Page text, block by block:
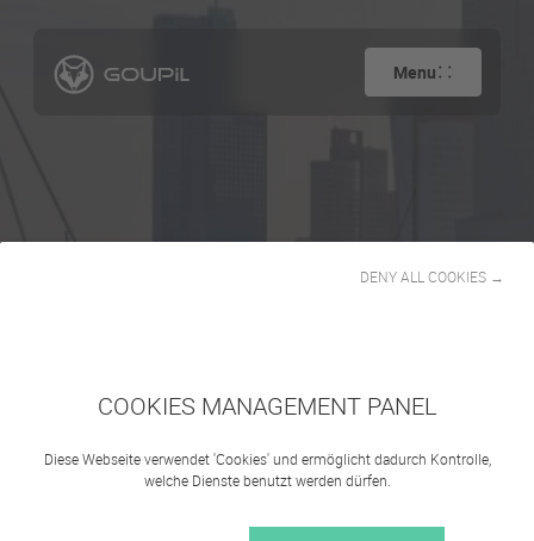
COOKIES MANAGEMENT PANEL
Diese Webseite verwendet 'Cookies' und ermöglicht dadurch Kontrolle,
welche Dienste benutzt werden dürfen.
DENY ALL COOKIES →
Menu
Paketlieferungen